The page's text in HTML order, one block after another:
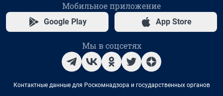
Мобильное приложение
Google Play App Store
Мы в соцсетях
Контактные данные для Роскомнадзора и государственных органов